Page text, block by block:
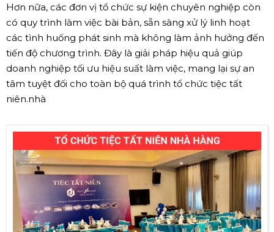
Hơn nữa, các đơn vị tổ chức sự kiện chuyên nghiệp còn
có quy trình làm việc bài bản, sẵn sàng xử lý linh hoạt
các tình huống phát sinh mà không làm ảnh hưởng đến
tiến độ chương trình. Đây là giải pháp hiệu quả giúp
doanh nghiệp tối ưu hiệu suất làm việc, mang lại sự an
tâm tuyệt đối cho toàn bộ quá trình tổ chức tiệc tất
niên.nhà